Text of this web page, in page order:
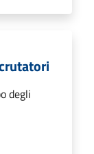
degli